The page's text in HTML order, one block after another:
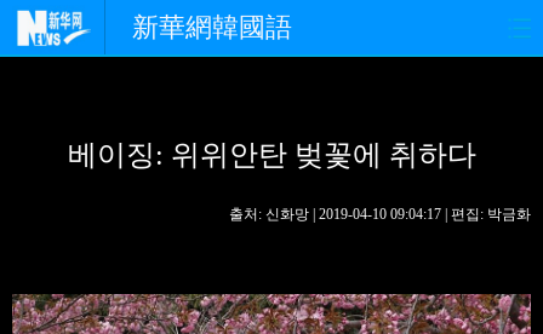
新華網韓國語
경제 사회 포토
핫 TV 문화
베이징: 위위안탄 벚꽃에 취하다
출처: 신화망 | 2019-04-10 09:04:17 | 편집: 박금화